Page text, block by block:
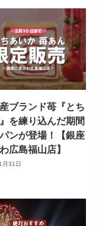
ブランド苺『とち
を練り込んだ期間
ンが登場！【銀座
広島福山店】
月31日